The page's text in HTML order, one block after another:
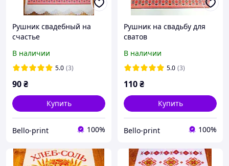
Рушник свадебный на
счастье
В наличии
5.0 (3)
90₴
Купить
Bello-print 100%
Рушник на свадьбу для
сватов
В наличии
5.0 (3)
110₴
Купить
Bello-print 100%